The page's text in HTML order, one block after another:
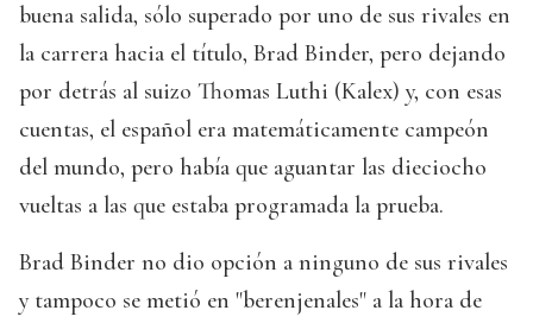
buena salida, sólo superado por uno de sus rivales en
la carrera hacia el título, Brad Binder, pero dejando
por detrás al suizo Thomas Luthi (Kalex) y, con esas
cuentas, el español era matemáticamente campeón
del mundo, pero había que aguantar las dieciocho
vueltas a las que estaba programada la prueba.
Brad Binder no dio opción a ninguno de sus rivales
y tampoco se metió en "berenjenales" a la hora de